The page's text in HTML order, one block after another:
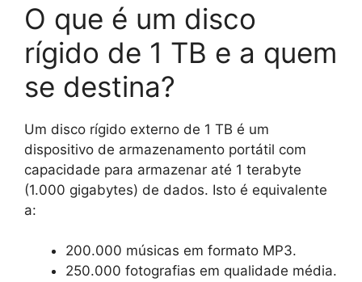
O que é um disco
rígido de 1 TB e a quem
se destina?
Um disco rígido externo de 1 TB é um
dispositivo de armazenamento portátil com
capacidade para armazenar até 1 terabyte
(1.000 gigabytes) de dados. Isto é equivalente
a:
200.000 músicas em formato MP3.
250.000 fotografias em qualidade média.